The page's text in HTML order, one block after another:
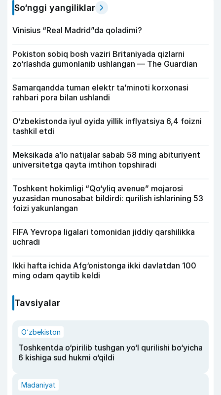
So‘nggi yangiliklar
Vinisius “Real Madrid”da qoladimi?
Pokiston sobiq bosh vaziri Britaniyada qizlarni
zo‘rlashda gumonlanib ushlangan — The Guardian
Samarqandda tuman elektr ta’minoti korxonasi
rahbari pora bilan ushlandi
O‘zbekistonda iyul oyida yillik inflyatsiya 6,4 foizni
tashkil etdi
Meksikada a’lo natijalar sabab 58 ming abituriyent
universitetga qayta imtihon topshiradi
Toshkent hokimligi “Qo‘yliq avenue” mojarosi
yuzasidan munosabat bildirdi: qurilish ishlarining 53
foizi yakunlangan
FIFA Yevropa ligalari tomonidan jiddiy qarshilikka
uchradi
Ikki hafta ichida Afg‘onistonga ikki davlatdan 100
ming odam qaytib keldi
Tavsiyalar
O‘zbekiston
Toshkentda o‘pirilib tushgan yo‘l qurilishi bo‘yicha
6 kishiga sud hukmi o‘qildi
Madaniyat